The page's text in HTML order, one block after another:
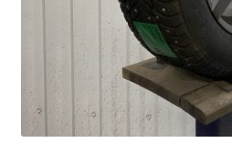
PROFIL